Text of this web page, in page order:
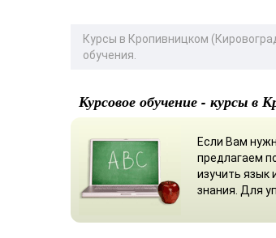
Курсы в Кропивницком
обучения.
Курсовое обучение - курсы в
Если Вам
предлагаем
изучить язык
знания. Для